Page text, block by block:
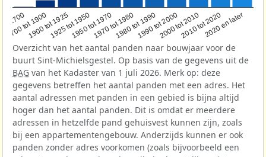
1700
1700 tot 1900
1900 tot 19251925 tot 19501950 tot 19701970 tot 19801980 tot 19901990 tot 20002000 tot 20102010 tot 20202020 en later
Overzicht van het aantal panden naar bouwjaar voor de
buurt Sint-Michielsgestel. Op basis van de gegevens uit de
BAG van het Kadaster van 1 juli 2026. Merk op: deze
gegevens betreffen het aantal panden met een adres. Het
aantal adressen met panden in een gebied is bijna altijd
hoger dan het aantal panden. Dit is omdat er meerdere
adressen in hetzelfde pand gehuisvest kunnen zijn, zoals
bij een appartementengebouw. Anderzijds kunnen er ook
panden zonder adres voorkomen (zoals bijvoorbeeld een